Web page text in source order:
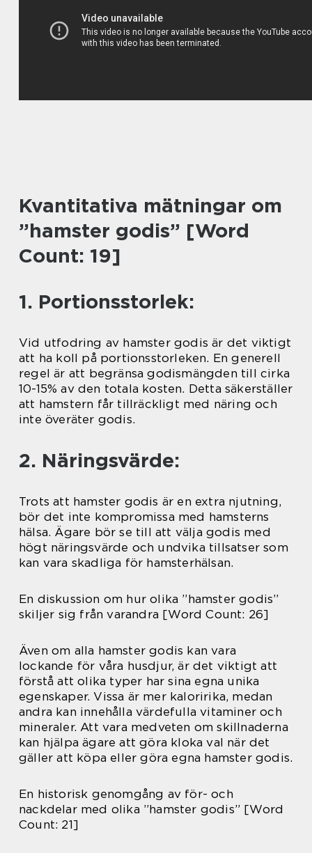
Kvantitativa mätningar om
”hamster godis” [Word
Count: 19]
1. Portionsstorlek:
Vid utfodring av hamster godis är det viktigt
att ha koll på portionsstorleken. En generell
regel är att begränsa godismängden till cirka
10-15% av den totala kosten. Detta säkerställer
att hamstern får tillräckligt med näring och
inte överäter godis.
2. Näringsvärde:
Trots att hamster godis är en extra njutning,
bör det inte kompromissa med hamsterns
hälsa. Ägare bör se till att välja godis med
högt näringsvärde och undvika tillsatser som
kan vara skadliga för hamsterhälsan.
En diskussion om hur olika ”hamster godis”
skiljer sig från varandra [Word Count: 26]
Även om alla hamster godis kan vara
lockande för våra husdjur, är det viktigt att
förstå att olika typer har sina egna unika
egenskaper. Vissa är mer kaloririka, medan
andra kan innehålla värdefulla vitaminer och
mineraler. Att vara medveten om skillnaderna
kan hjälpa ägare att göra kloka val när det
gäller att köpa eller göra egna hamster godis.
En historisk genomgång av för- och
nackdelar med olika ”hamster godis” [Word
Count: 21]